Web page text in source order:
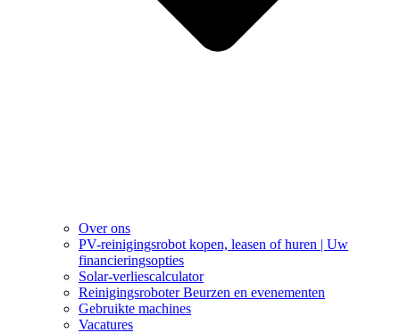
Over ons
PV-reinigingsrobot kopen, leasen of huren | Uw
financieringsopties
Solar-verliescalculator
Reinigingsroboter Beurzen en evenementen
Gebruikte machines
Vacatures